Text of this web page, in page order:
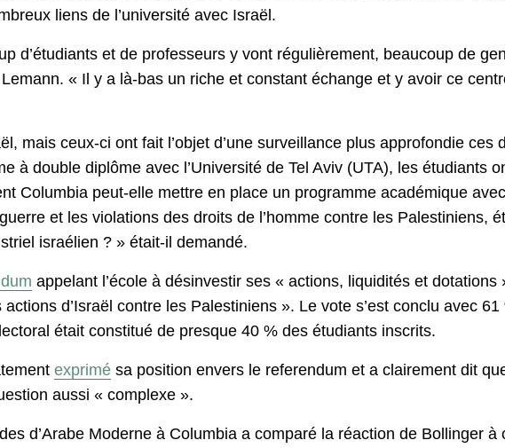
liens de l’université avec Israël.
d’étudiants et de professeurs y vont régulièrement, beaucoup de
« Il y a là-bas un riche et constant échange et y avoir ce
mais ceux-ci ont fait l’objet d’une surveillance plus approfondie ces
à double diplôme avec l’Université de Tel Aviv (UTA), les étudiants
Columbia peut-elle mettre en place un programme académique
et les violations des droits de l’homme contre les Palestiniens,
israélien ? » était-il demandé.
appelant l’école à désinvestir ses « actions, liquidités et dotations
d’Israël contre les Palestiniens ». Le vote s’est conclu avec
était constitué de presque 40 % des étudiants inscrits.
exprimé sa position envers le referendum et a clairement dit
aussi « complexe ».
d’Arabe Moderne à Columbia a comparé la réaction de Bollinger à